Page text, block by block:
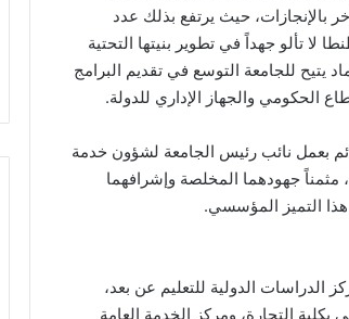
بالإنجازات، حيث يرتفع بذلك عدد
أن جامعة طنطا لا تألو جهداً في تطوير بنيتها التحتية
يتيح للجامعة التوسع في تقديم البرامج
الحكومي والجهاز الإداري للدولة.
بعمل نائب رئيس الجامعة لشؤون خدمة
مثمناً جهودهما المخلصة وإشرافهما
التميز المؤسسي.
الدراسات الدولية للتعليم عن بعد،
التجارة، ومركز الخدمة العامة